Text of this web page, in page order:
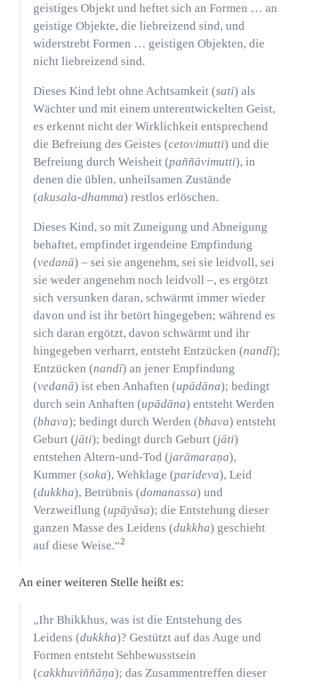
geistiges Objekt und heftet sich an Formen … an
geistige Objekte, die liebreizend sind, und
widerstrebt Formen … geistigen Objekten, die
nicht liebreizend sind.
Dieses Kind lebt ohne Achtsamkeit (sati) als
Wächter und mit einem unterentwickelten Geist,
es erkennt nicht der Wirklichkeit entsprechend
die Befreiung des Geistes (cetovimutti) und die
Befreiung durch Weisheit (paññāvimutti), in
denen die üblen, unheilsamen Zustände
(akusala-dhamma) restlos erlöschen.
Dieses Kind, so mit Zuneigung und Abneigung
behaftet, empfindet irgendeine Empfindung
(vedanā) – sei sie angenehm, sei sie leidvoll, sei
sie weder angenehm noch leidvoll –, es ergötzt
sich versunken daran, schwärmt immer wieder
davon und ist ihr betört hingegeben; während es
sich daran ergötzt, davon schwärmt und ihr
hingegeben verharrt, entsteht Entzücken (nandī);
Entzücken (nandī) an jener Empfindung
(vedanā) ist eben Anhaften (upādāna); bedingt
durch sein Anhaften (upādāna) entsteht Werden
(bhava); bedingt durch Werden (bhava) entsteht
Geburt (jāti); bedingt durch Geburt (jāti)
entstehen Altern-und-Tod (jarāmaraṇa),
Kummer (soka), Wehklage (parideva), Leid
(dukkha), Betrübnis (domanassa) und
Verzweiflung (upāyāsa); die Entstehung dieser
ganzen Masse des Leidens (dukkha) geschieht
auf diese Weise.“2
An einer weiteren Stelle heißt es:
„Ihr Bhikkhus, was ist die Entstehung des
Leidens (dukkha)? Gestützt auf das Auge und
Formen entsteht Sehbewusstsein
(cakkhuviññāṇa); das Zusammentreffen dieser